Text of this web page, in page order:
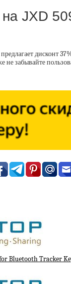
JXD
предлагает дисконт
не забывайте
Bluetooth Tracker